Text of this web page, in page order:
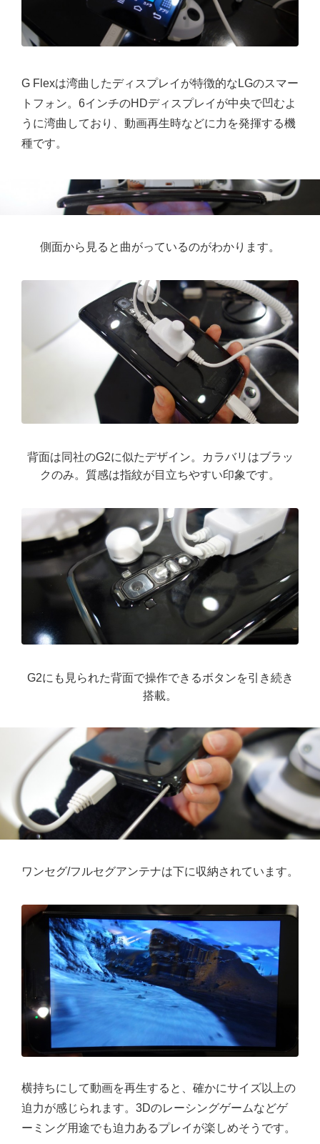
G Flexは湾曲したディスプレイが特徴的なLGのスマー
トフォン。6インチのHDディスプレイが中央で凹むよ
うに湾曲しており、動画再生時などに力を発揮する機
種です。
側面から見ると曲がっているのがわかります。
背面は同社のG2に似たデザイン。カラバリはブラッ
クのみ。質感は指紋が目立ちやすい印象です。
G2にも見られた背面で操作できるボタンを引き続き
搭載。
ワンセグ/フルセグアンテナは下に収納されています。
横持ちにして動画を再生すると、確かにサイズ以上の
迫力が感じられます。3Dのレーシングゲームなどゲ
ーミング用途でも迫力あるプレイが楽しめそうです。